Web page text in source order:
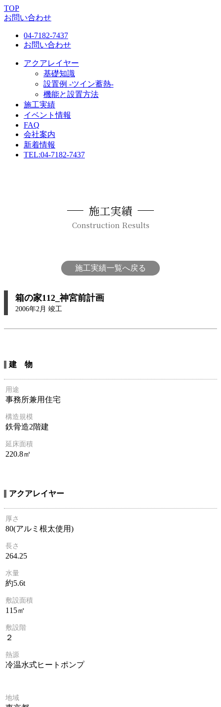
TOP
お問い合わせ
04-7182-7437
お問い合わせ
アクアレイヤー
基礎知識
設置例 -ツイン蓄熱-
機能と設置方法
施工実績
イベント情報
FAQ
会社案内
新着情報
TEL:04-7182-7437
施工実績
Construction Results
施工実績一覧へ戻る
箱の家112_神宮前計画
2006年2月 竣工
建 物
用途
事務所兼用住宅
構造規模
鉄骨造2階建
延床面積
220.8㎡
アクアレイヤー
厚さ
80(アルミ根太使用)
長さ
264.25
水量
約5.6t
敷設面積
115㎡
敷設階
２
熱源
冷温水式ヒートポンプ
地域